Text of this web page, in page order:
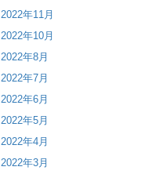
2022年11月
2022年10月
2022年8月
2022年7月
2022年6月
2022年5月
2022年4月
2022年3月